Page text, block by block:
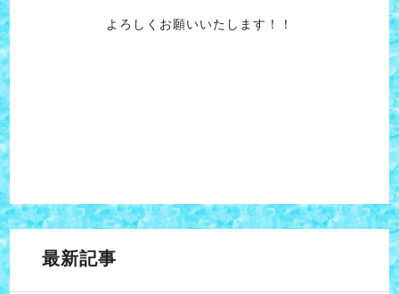
よろしくお願いいたします！！
最新記事